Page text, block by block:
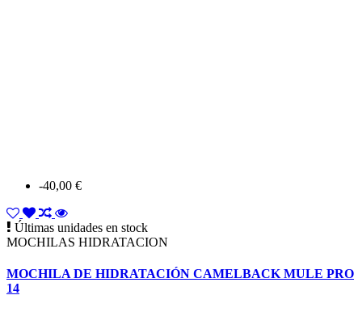
-40,00 €
Últimas unidades en stock
MOCHILAS HIDRATACION
MOCHILA DE HIDRATACIÓN CAMELBACK MULE PRO
14